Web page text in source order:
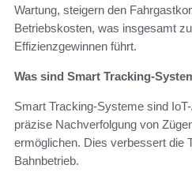
Wartung, steigern den
Betriebskosten, was insgesamt
Effizienzgewinnen führt.
Was sind Smart Tracking-
Smart Tracking-Systeme sind
präzise Nachverfolgung von
ermöglichen. Dies verbessert die
Bahnbetrieb.